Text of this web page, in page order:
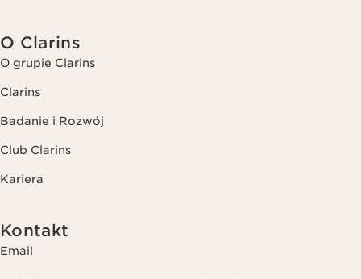
O Clarins
O grupie Clarins
Clarins
Badanie i Rozwój
Club Clarins
Kariera
Kontakt
Email